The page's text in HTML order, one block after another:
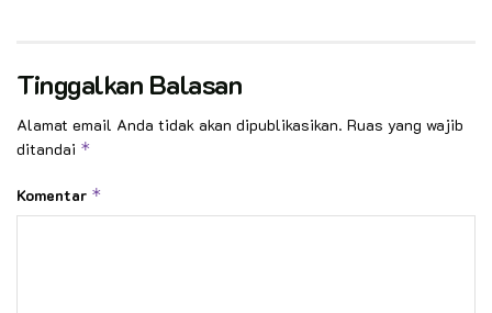
Tinggalkan Balasan
Alamat email Anda tidak akan dipublikasikan. Ruas yang wajib
ditandai *
Komentar *